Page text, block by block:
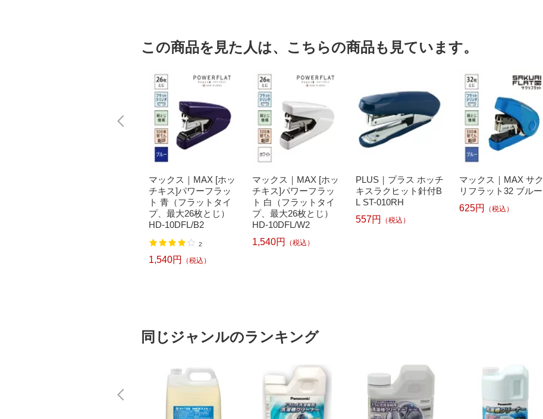
この商品を見た人は、こちらの商品も見ています。
マックス｜MAX [ホッ
チキス]パワーフラッ
ト 青（フラットタイ
プ、最大26枚とじ）
HD-10DFL/B2
2
1,540円 （税込）
マックス｜MAX [ホッ
チキス]パワーフラッ
ト 白（フラットタイ
プ、最大26枚とじ）
HD-10DFL/W2
1,540円
（税込）
PLUS｜プラス ホッチ
キスラクヒット針付B
L ST-010RH
557円
（税込）
マックス｜MAX サク
リフラット32 ブルー
625円
（税込）
同じジャンルのランキング